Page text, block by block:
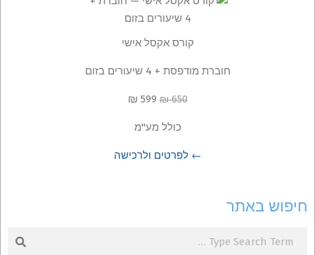
קורס אקסל אישי
חוברת מודפסת + 4 שיעורים בזום
650 ₪
599 ₪
כולל מע"מ
← לפרטים ולרכישה
חיפוש באתר